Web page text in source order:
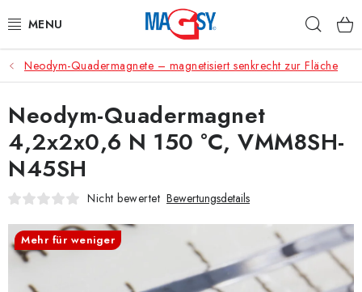
Inhalt
HAUPTKATEGORIE MAGNETE
MAGNETISCHE HILFSMITTEL
INDUSTRIEMAGNETE
SONSTIGE MAGNETE
AUS UNSERER WERKSTATT
Über uns Handelsbedingungen
Datenschutzerklärung
Neodym-Quadermagnete – magnetisiert senkrecht zur Fläche
Neodym-Quadermagnet
4,2x2x0,6 N 150 °C, VMM8SH-
N45SH
Nicht bewertet Bewertungsdetails
Mehr für weniger